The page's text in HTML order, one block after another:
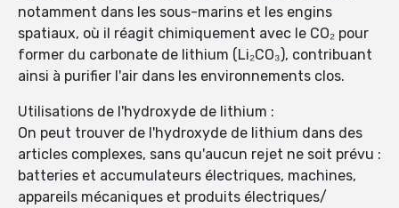
notamment dans les sous-marins et les engins
spatiaux, où il réagit chimiquement avec le CO₂ pour
former du carbonate de lithium (Li₂CO₃), contribuant
ainsi à purifier l'air dans les environnements clos.
Utilisations de l'hydroxyde de lithium :
On peut trouver de l'hydroxyde de lithium dans des
articles complexes, sans qu'aucun rejet ne soit prévu :
batteries et accumulateurs électriques, machines,
appareils mécaniques et produits électriques/